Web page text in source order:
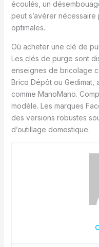
écoulés, un
peut s’avérer
optimales.
Où acheter une clé de
Les clés de purge sont
enseignes de bricolage
Brico Dépôt ou Gedimat,
comme ManoMano.
modèle. Les marques
des versions robustes
d’outillage domestique.